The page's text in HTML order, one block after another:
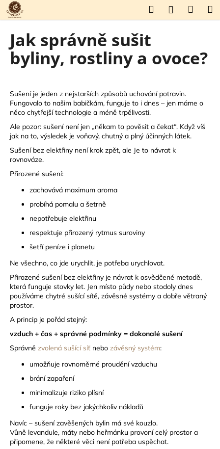
Přejít
na
obsah
HledatPřihlášení
Jak správně sušit
byliny, rostliny a ovoce?
Sušení je jeden z nejstarších způsobů uchování potravin.
Fungovalo to našim babičkám, funguje to i dnes – jen máme o
něco chytřejší technologie a méně trpělivosti.
Ale pozor: sušení není jen „někam to pověsit a čekat“. Když víš
jak na to, výsledek je voňavý, chutný a plný účinných látek.
Sušení bez elektřiny není krok zpět, ale Je to návrat k
rovnováze.
Přirozené sušení:
zachovává maximum aroma
probíhá pomalu a šetrně
nepotřebuje elektřinu
respektuje přirozený rytmus suroviny
šetří peníze i planetu
Ne všechno, co jde urychlit, je potřeba urychlovat.
Přirozené sušení bez elektřiny je návrat k osvědčené metodě,
která funguje stovky let. Jen místo půdy nebo stodoly dnes
používáme chytré sušící sítě, závěsné systémy a dobře větraný
prostor.
A princip je pořád stejný:
vzduch + čas + správné podmínky = dokonalé sušení
Správně zvolená sušící síť nebo závěsný systém:
umožňuje rovnoměrné proudění vzduchu
brání zapaření
minimalizuje riziko plísní
funguje roky bez jakýchkoliv nákladů
Navíc – sušení zavěšených bylin má své kouzlo.
Vůně levandule, máty nebo heřmánku provoní celý prostor a
připomene, že některé věci není potřeba uspěchat.
K
o
C
o
o
t
ř
e
b
u
j
e
í
t
?
HLEDAT
r
u
č